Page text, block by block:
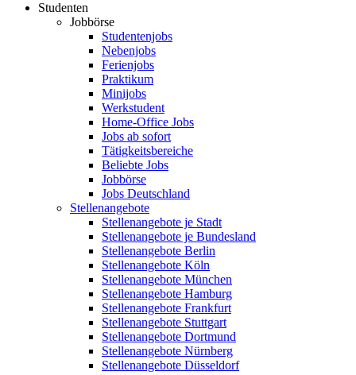
Studenten
Jobbörse
Studentenjobs
Nebenjobs
Ferienjobs
Praktikum
Minijobs
Werkstudent
Home-Office Jobs
Jobs ab sofort
Tätigkeitsbereiche
Beliebte Jobs
Jobbörse
Jobs Deutschland
Stellenangebote
Stellenangebote je Stadt
Stellenangebote je Bundesland
Stellenangebote Berlin
Stellenangebote Köln
Stellenangebote München
Stellenangebote Hamburg
Stellenangebote Frankfurt
Stellenangebote Stuttgart
Stellenangebote Dortmund
Stellenangebote Nürnberg
Stellenangebote Düsseldorf